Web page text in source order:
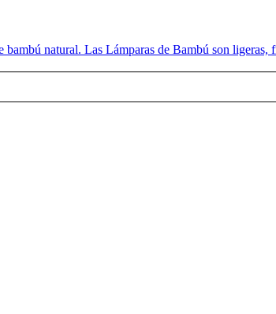
natural. Las Lámparas de Bambú son